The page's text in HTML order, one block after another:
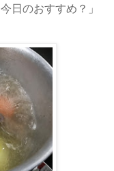
日のおすすめ？」